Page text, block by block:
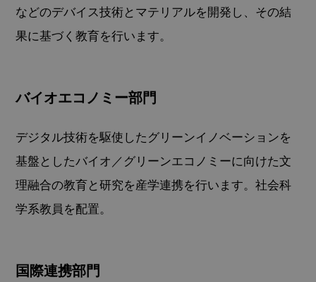
などのデバイス技術とマテリアルを開発し、その結
果に基づく教育を行います。
バイオエコノミー部門
デジタル技術を駆使したグリーンイノベーションを
基盤としたバイオ／グリーンエコノミーに向けた文
理融合の教育と研究を産学連携を行います。社会科
学系教員を配置。
国際連携部門